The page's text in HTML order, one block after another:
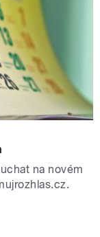
na novém